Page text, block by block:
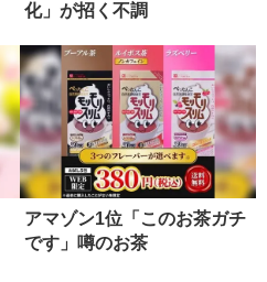
化」が招く不調
アマゾン1位「このお茶ガチ
です」噂のお茶